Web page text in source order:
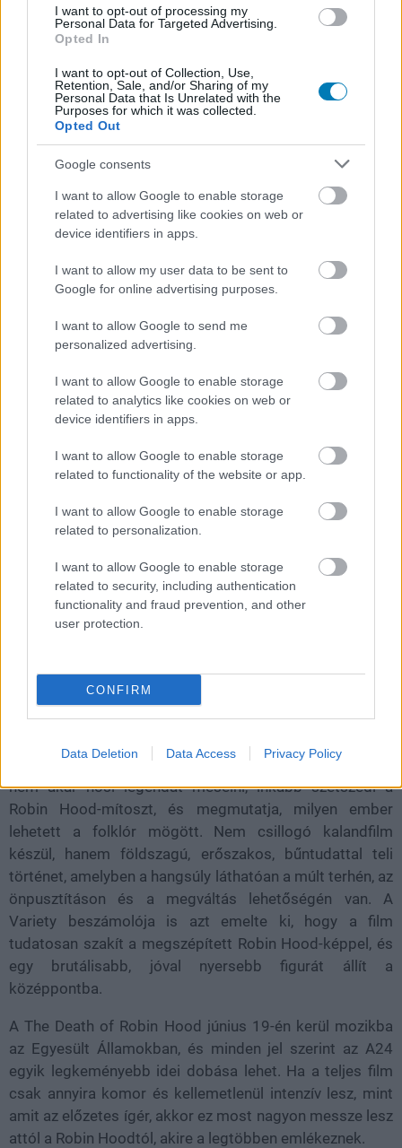
I want to opt-out of processing my
Personal Data for Targeted Advertising.
Opted In
I want to opt-out of Collection, Use,
Retention, Sale, and/or Sharing of my
Personal Data that Is Unrelated with the
Purposes for which it was collected.
Opted Out
Google consents
I want to allow Google to enable storage
related to advertising like cookies on web or
device identifiers in apps.
I want to allow my user data to be sent to
Google for online advertising purposes.
I want to allow Google to send me
personalized advertising.
I want to allow Google to enable storage
related to analytics like cookies on web or
device identifiers in apps.
I want to allow Google to enable storage
related to functionality of the website or app.
I want to allow Google to enable storage
related to personalization.
I want to allow Google to enable storage
related to security, including authentication
functionality and fraud prevention, and other
user protection.
CONFIRM
Data Deletion Data Access Privacy Policy
tér vissza Hugh Jackman, itt az
első előzetes
2026 április 22. 18:17
Az A24 filmje júniusban mutatja meg a legenda
legsötétebb arcát.
Unmute Loaded:
Nem a megszokott Robin Hoodot hozza a The Death of
képkockákkal világossá teszi. Hugh Jackman itt nem a
romantikus népi hős, hanem egy megtört, megöregedett,
véres múltját cipelő törvényenkívüli, aki inkább idézi egy
középkori Old Man Logan hangulatát, mint a klasszikus
erdei íjászt. A stúdió hivatalos ismertetője szerint a
egy csata után súlyosan megsebesül, és egy titokzatos
nő kezébe kerül, aki esélyt kínál neki a megváltásra.
A filmet Michael Sarnoski írta és rendezte, vagyis az a
nap című filmmel már megmutatta, hogy jól érzi a nyers,
feszült, sötét tónusú történeteket. Jackman mellett
Jodie Comer, Bill Skarsgård, Murray Bartlett és Noah
Jupe is szerepel a filmben, így az A24 nemcsak
rakott össze.
Az egész előzetesből az látszik, hogy ez a feldolgozás
nem akar hősi legendát mesélni, inkább szétszedi a
Robin Hood-mítoszt, és megmutatja, milyen ember
lehetett a folklór mögött. Nem csillogó kalandfilm
készül, hanem földszagú, erőszakos, bűntudattal teli
történet, amelyben a hangsúly láthatóan a múlt terhén, az
önpusztításon és a megváltás lehetőségén van. A
Variety beszámolója is azt emelte ki, hogy a film
tudatosan szakít a megszépített Robin Hood-képpel, és
egy brutálisabb, jóval nyersebb figurát állít a
középpontba.
A The Death of Robin Hood június 19-én kerül mozikba
az Egyesült Államokban, és minden jel szerint az A24
egyik legkeményebb idei dobása lehet. Ha a teljes film
csak annyira komor és kellemetlenül intenzív lesz, mint
amit az előzetes ígér, akkor ez most nagyon messze lesz
attól a Robin Hoodtól, akire a legtöbben emlékeznek.